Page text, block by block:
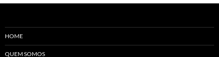
HOME
QUEM SOMOS